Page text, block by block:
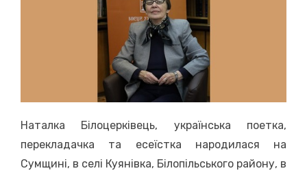
Наталка Білоцерківець, українська поетка,
перекладачка та есеїстка народилася на
Сумщині, в селі Куянівка, Білопільського району, в